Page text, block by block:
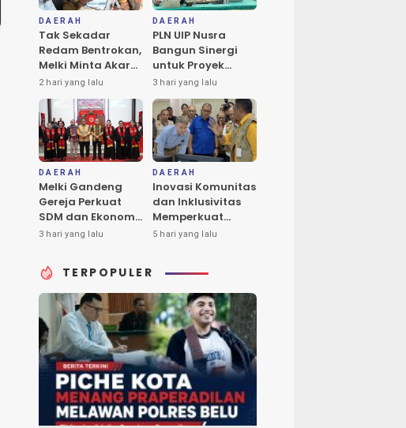
4 minggu yang lalu
DAERAH
Tak Sekadar
Redam Bentrokan,
Melki Minta Akar
Konflik Adonara
Harus Diungkap
dan Diselesaikan
2 hari yang lalu
DAERAH
PLN UIP Nusra
Bangun Sinergi
untuk Proyek
Panas Bumi di NTT
3 hari yang lalu
DAERAH
Melki Gandeng
Gereja Perkuat
SDM dan Ekonomi
Masyarakat NTT
3 hari yang lalu
DAERAH
Inovasi Komunitas
dan Inklusivitas
Memperkuat
Sistem
5 hari yang lalu
TERPOPULER